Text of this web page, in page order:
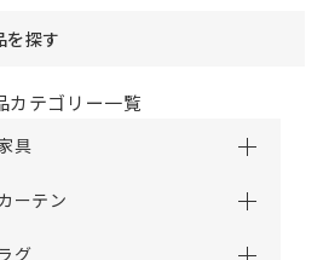
を探す
カテゴリー一覧
具
ーテン
グ
ト】インテリア相談会
間：7/25（金）～ 8/24（日）
ご参加いただいたお客様へ、